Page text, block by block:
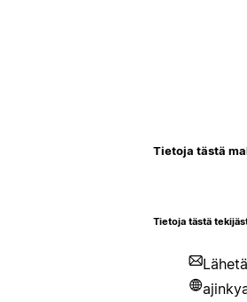
Tietoja tästä
Tietoja tästä